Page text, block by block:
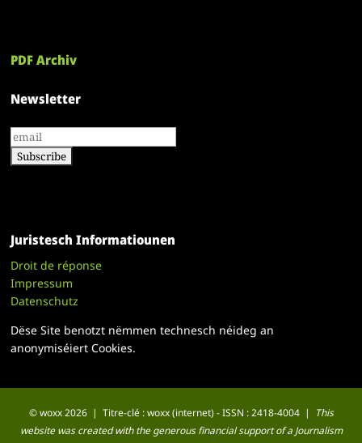
PDF Archiv
Newsletter
Juristesch Informatiounen
Droit de réponse
Impressum
Datenschutz
Dëse Site benotzt nëmmen technesch néideg an
anonymiséiert Cookies.
© woxx 2026 | Titre-clé : woxx (internet) - ISSN : 2418-4004 |
This
website was created with the generous financial support of a Journalism